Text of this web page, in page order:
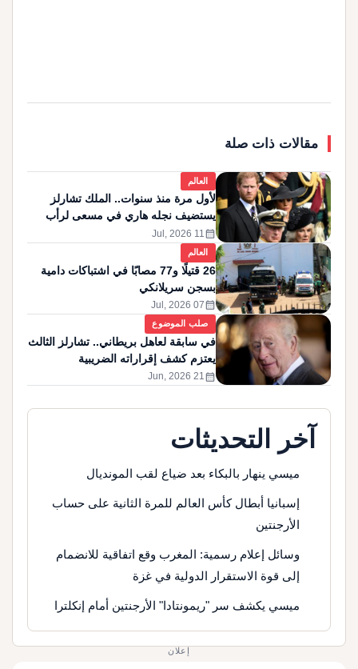
مقالات ذات صلة
العالم
لأول مرة منذ سنوات.. الملك تشارلز
يستضيف نجله هاري في مسعى لرأب
الصدع
calendar_month
11 Jul, 2026
العالم
26 قتيلًا و77 مصابًا في اشتباكات دامية
بسجن سريلانكي
calendar_month
07 Jul, 2026
صلب الموضوع
في سابقة لعاهل بريطاني.. تشارلز الثالث
يعتزم كشف إقراراته الضريبية
calendar_month
21 Jun, 2026
آخر التحديثات
ميسي ينهار بالبكاء بعد ضياع لقب المونديال
إسبانيا أبطال كأس العالم للمرة الثانية على حساب
الأرجنتين
وسائل إعلام رسمية: المغرب وقع اتفاقية للانضمام
إلى قوة الاستقرار الدولية في غزة
ميسي يكشف سر "ريمونتادا" الأرجنتين أمام إنكلترا
إعلان